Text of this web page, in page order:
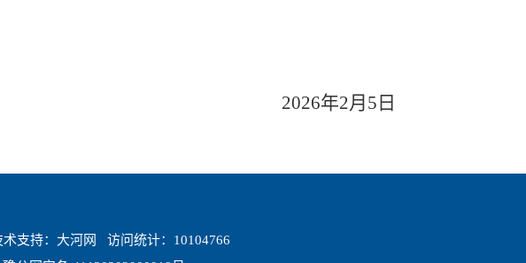
2026年2月 5 日
支持： 大河网 访问统计： 10104766